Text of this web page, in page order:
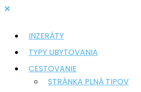
INZERÁTY
TYPY UBYTOVANIA
CESTOVANIE
STRÁNKA PLNÁ TIPOV